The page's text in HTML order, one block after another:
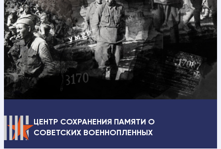
ЦЕНТР СОХРАНЕНИЯ ПАМЯТИ О
СОВЕТСКИХ ВОЕННОПЛЕННЫХ